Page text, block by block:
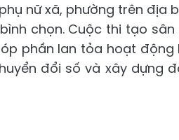
nữ xã, phường trên
chọn. Cuộc thi tạo
phần lan tỏa hoạt
đổi số và xây dựng